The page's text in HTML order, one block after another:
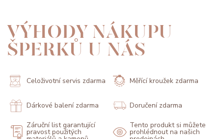
VÝHODY NÁKUPU
ŠPERKŮ U NÁS
Celoživotní servis zdarma Měřící kroužek zdarma
Dárkové balení zdarma Doručení zdarma
Záruční list garantující
pravost použitých
Tento produkt si můžete
prohlédnout na našich